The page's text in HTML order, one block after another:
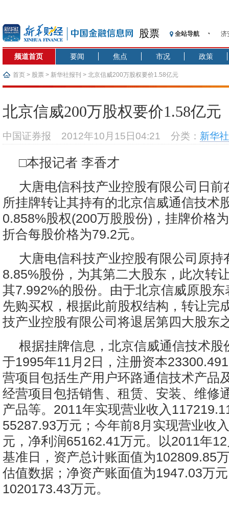
股票 全站导航
济
【
济
基
频道首页 要闻 焦点 市况 政策
首页 > 股票 > 新华社报刊 > 北京信威200万股权要价1.58亿元
北京信威200万股权要价1.58亿元
中国证券报 2012年10月15日04:21 分类： 新华
□本报记者 李香才
大唐电信科技产业控股有限公司日前
所挂牌转让其持有的北京信威通信技术
0.858%股权(200万股股份)，挂牌价格
折合每股价格为79.2元。
大唐电信科技产业控股有限公司原持
8.85%股份，为其第二大股东，此次转
其7.992%的股份。由于北京信威原股
先购买权，根据此前股权结构，转让完
技产业控股有限公司将退居第四大股东
根据挂牌信息，北京信威通信技术股
于1995年11月2日，注册资本
营项目包括生产用户环路通信技术产品
经营项目包括销售、租赁、安装、维修
产品等。2011年实现营业收入
55287.93万元；今年前8月实现营业收
元，净利润65162.41万元。以2011年
基准日，资产总计账面值为102809.85
估值数据；净资产账面值为1947.03万
1020173.43万元。